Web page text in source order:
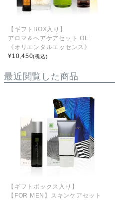
【ギフトBOX入り】
アロマ＆ヘアケアセット OE
《オリエンタルエッセンス》
¥10,450(税込)
最近閲覧した商品
【ギフトボックス入り】
【FOR MEN】スキンケアセット